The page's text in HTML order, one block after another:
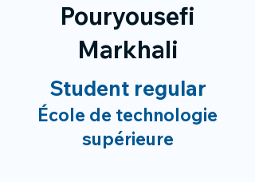
Pouryousefi
Markhali
Student regular
École de technologie
supérieure